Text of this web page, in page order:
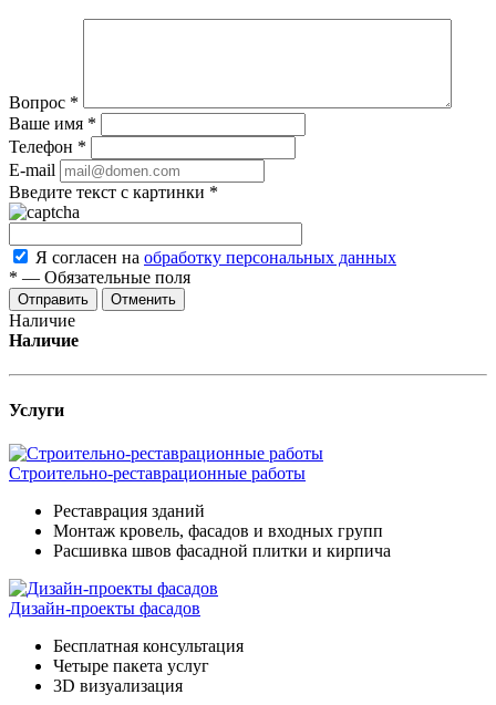
Вопрос *
Ваше имя *
Телефон *
E-mail
Введите текст с картинки *
Я согласен на обработку персональных данных
* — Обязательные поля
Отменить
Наличие
Наличие
Услуги
Строительно-реставрационные работы
Реставрация зданий
Монтаж кровель, фасадов и входных групп
Расшивка швов фасадной плитки и кирпича
Дизайн-проекты фасадов
Бесплатная консультация
Четыре пакета услуг
3D визуализация